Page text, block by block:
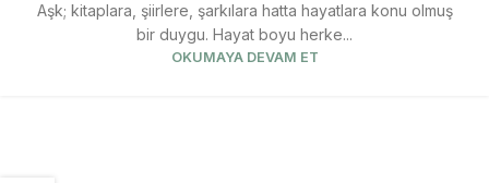
Aşk; kitaplara, şiirlere, şarkılara hatta hayatlara konu olmuş
bir duygu. Hayat boyu herke...
OKUMAYA DEVAM ET